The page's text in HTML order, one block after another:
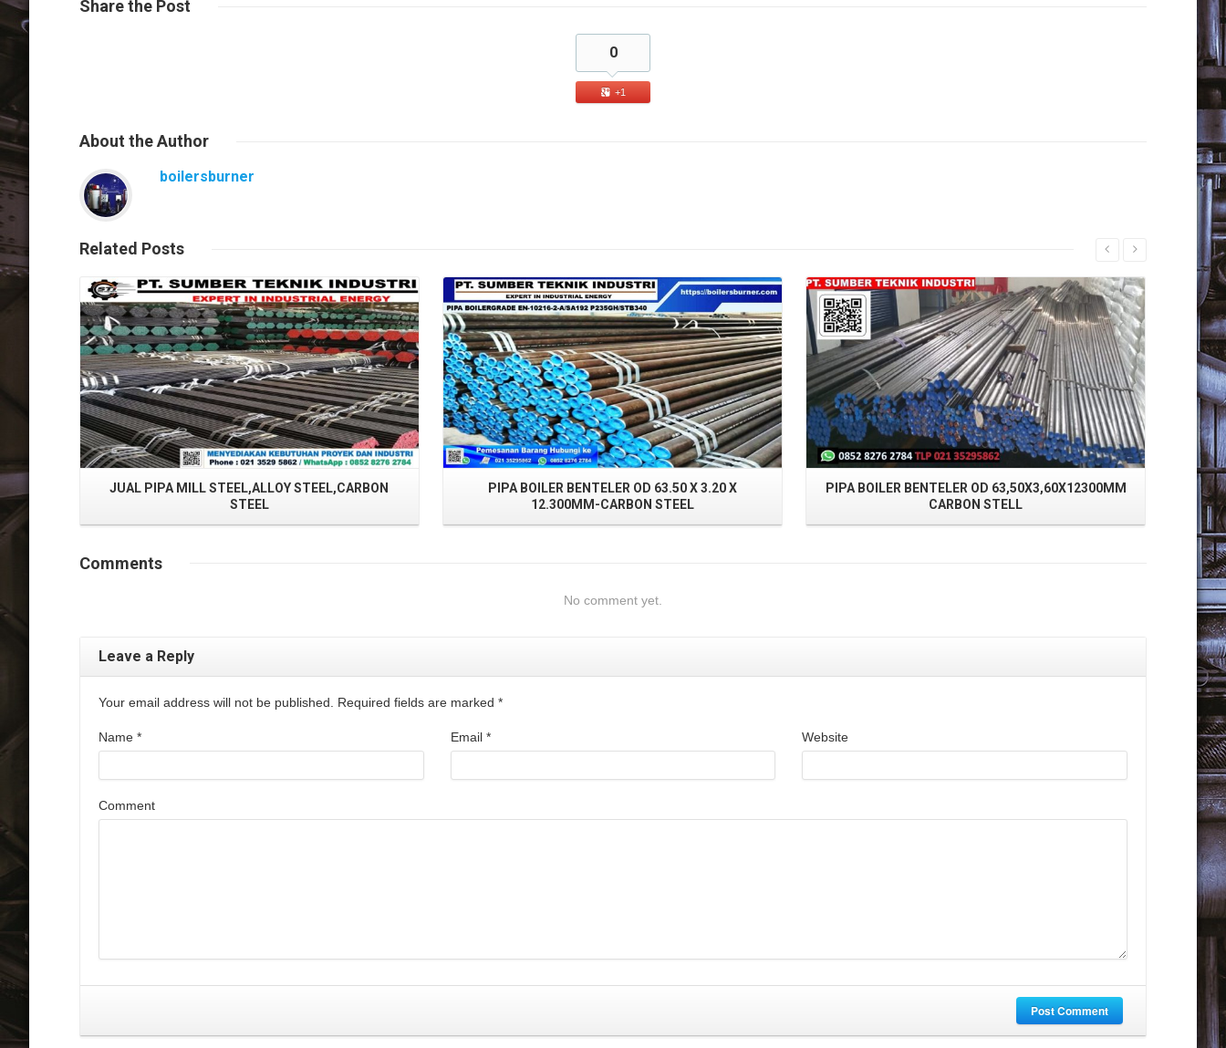
Sharethe Post
0
+1
About the Author
boilersburner
Related Posts
JUAL PIPA MILL STEEL,ALLOY STEEL,CARBON
STEEL
PIPA BOILER BENTELER OD 63.50 X 3.20 X
12.300MM-CARBON STEEL
PIPA BOILER BENTELER OD 63,50X3,60X12300MM
CARBON STELL
Comments
No comment yet.
Leave a Reply
Your email address will not be published. Required fields are marked *
Name * Email * Website
Comment
Post Comment